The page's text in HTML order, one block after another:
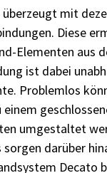
mit
Diese
Elementen
ist dabei
Problemlos
umgestaltet
darüber